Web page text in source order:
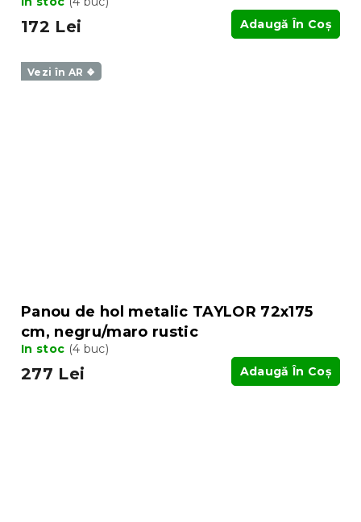
172 Lei Adaugă În Coş
Vezi în AR ❖
Panou de hol metalic TAYLOR 72x175
cm, negru/maro rustic
In stoc (4 buc)
277 Lei Adaugă În Coş